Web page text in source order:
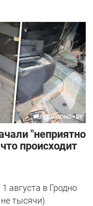
"неприятно
происходит
августа в Гродно
тысячи)